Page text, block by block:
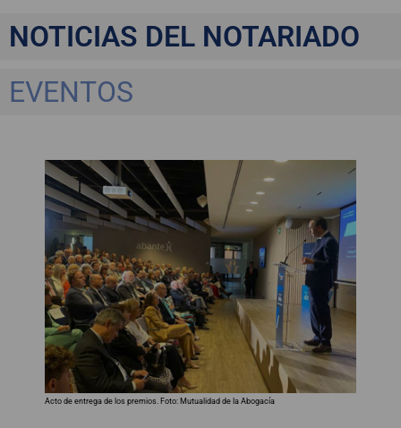
NOTICIAS DEL NOTARIADO
EVENTOS
Acto de entrega de los premios. Foto: Mutualidad de la Abogacía